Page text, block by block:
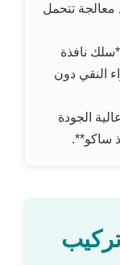
معالجة تتحمل
نافذة
النقي دون
الجودة
ساكو**.